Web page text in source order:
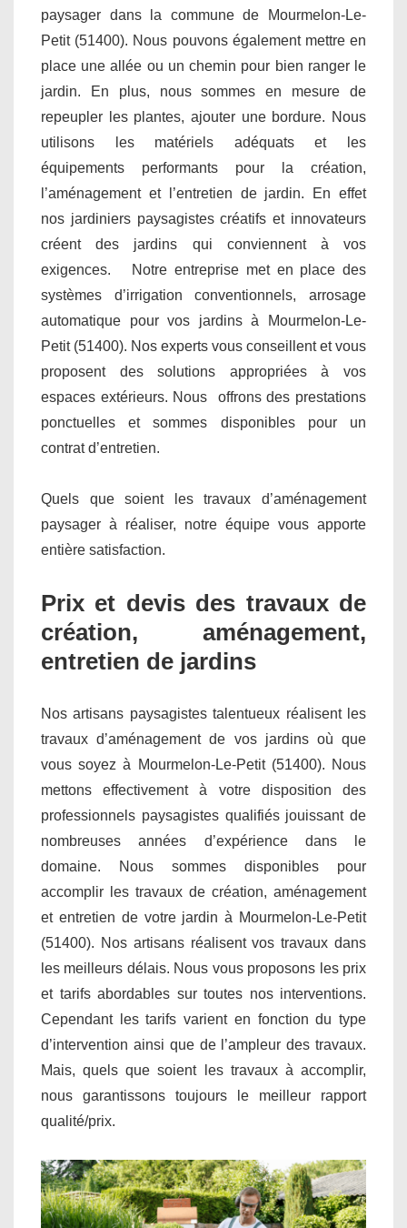
paysager dans la commune de Mourmelon-Le-
Petit (51400). Nous pouvons également mettre en
place une allée ou un chemin pour bien ranger le
jardin. En plus, nous sommes en mesure de
repeupler les plantes, ajouter une bordure. Nous
utilisons les matériels adéquats et les
équipements performants pour la création,
l’aménagement et l’entretien de jardin. En effet
nos jardiniers paysagistes créatifs et innovateurs
créent des jardins qui conviennent à vos
exigences. Notre entreprise met en place des
systèmes d’irrigation conventionnels, arrosage
automatique pour vos jardins à Mourmelon-Le-
Petit (51400). Nos experts vous conseillent et vous
proposent des solutions appropriées à vos
espaces extérieurs. Nous offrons des prestations
ponctuelles et sommes disponibles pour un
contrat d’entretien.
Quels que soient les travaux d’aménagement
paysager à réaliser, notre équipe vous apporte
entière satisfaction.
Prix et devis des travaux de
création, aménagement,
entretien de jardins
Nos artisans paysagistes talentueux réalisent les
travaux d’aménagement de vos jardins où que
vous soyez à Mourmelon-Le-Petit (51400). Nous
mettons effectivement à votre disposition des
professionnels paysagistes qualifiés jouissant de
nombreuses années d’expérience dans le
domaine. Nous sommes disponibles pour
accomplir les travaux de création, aménagement
et entretien de votre jardin à Mourmelon-Le-Petit
(51400). Nos artisans réalisent vos travaux dans
les meilleurs délais. Nous vous proposons les prix
et tarifs abordables sur toutes nos interventions.
Cependant les tarifs varient en fonction du type
d’intervention ainsi que de l’ampleur des travaux.
Mais, quels que soient les travaux à accomplir,
nous garantissons toujours le meilleur rapport
qualité/prix.